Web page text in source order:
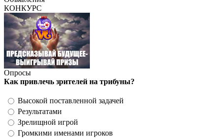
КОНКУРС
Опросы
Как привлечь зрителей на трибуны?
Высокой поставленной задачей
Результатами
Зрелищной игрой
Громкими именами игроков